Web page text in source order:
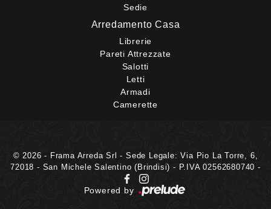
Sedie
Arredamento Casa
Librerie
Pareti Attrezzate
Salotti
Letti
Armadi
Camerette
© 2026 - Frama Arreda Srl - Sede Legale: Via Pio La Torre, 6,
72018 - San Michele Salentino (Brindisi) - P.IVA 02562680740 -
Powered by